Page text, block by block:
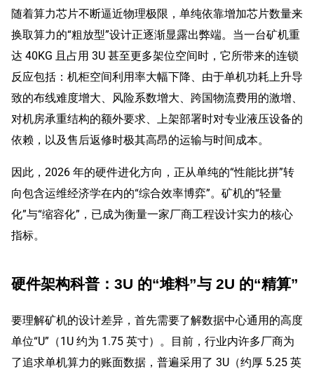
随着算力芯片不断逼近物理极限，单纯依靠增加芯片数量来
换取算力的“粗放型”设计正逐渐显露出弊端。当一台矿机重
达 40KG 且占用 3U 甚至更多架位空间时，它所带来的连锁
反应包括：机柜空间利用率大幅下降、由于单机功耗上升导
致的布线难度增大、风险系数增大、跨国物流费用的激增、
对机房承重结构的额外要求、上架部署时对专业液压设备的
依赖，以及售后返修时极其高昂的运输与时间成本。
因此，2026 年的硬件进化方向，正从单纯的“性能比拼”转
向包含运维经济学在内的“综合效率博弈”。矿机的“轻量
化”与“缩容化”，已成为衡量一家厂商工程设计实力的核心
指标。
硬件架构科普：3U 的“堆料”与 2U 的“精算”
要理解矿机的设计差异，首先需要了解数据中心通用的高度
单位“U”（1U 约为 1.75 英寸）。目前，行业内许多厂商为
了追求单机算力的账面数据，普遍采用了 3U（约厚 5.25 英